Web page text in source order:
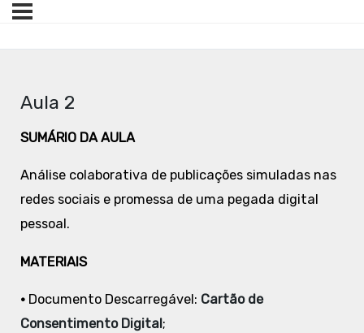
Aula 2
SUMÁRIO DA AULA
Análise colaborativa de publicações simuladas nas
redes sociais e promessa de uma pegada digital
pessoal.
MATERIAIS
• Documento Descarregável: Cartão de
Consentimento Digital;